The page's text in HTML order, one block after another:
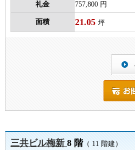
礼金 757,800 円
面積 21.05 坪
三共ビル梅新8 階（ 11 階建）